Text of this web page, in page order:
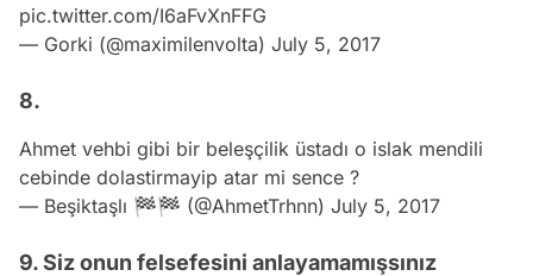
pic.twitter.com/I6aFvXnFFG
— Gorki (@maximilenvolta) July 5, 2017
8.
Ahmet vehbi gibi bir beleşçilik üstadı o islak mendili
cebinde dolastirmayip atar mi sence ?
— Beşiktaşlı 🏁🏁 (@AhmetTrhnn) July 5, 2017
9. Siz onun felsefesini anlayamamışsınız